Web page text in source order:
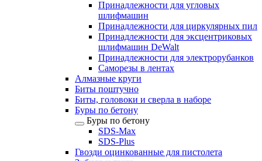
Принадлежности для угловых
шлифмашин
Принадлежности для циркулярных пил
Принадлежности для эксцентриковых
шлифмашин DeWalt
Принадлежности для электрорубанков
Саморезы в лентах
Алмазные круги
Биты поштучно
Биты, головоки и сверла в наборе
Буры по бетону
Буры по бетону
SDS-Max
SDS-Plus
Гвозди оцинкованные для пистолета